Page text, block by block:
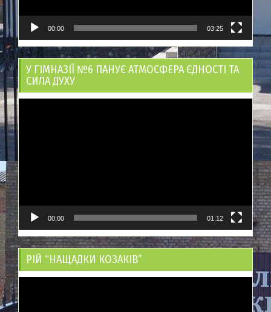
00:00 03:25
У ГІМНАЗІЇ №6 ПАНУЄ АТМОСФЕРА ЄДНОСТІ ТА
СИЛА ДУХУ
00:00 01:12
РІЙ “НАЩАДКИ КОЗАКІВ”